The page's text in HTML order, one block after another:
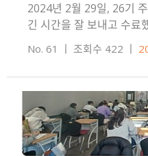
2024년 2월 29일, 26기
긴 시간을 잘 보내고 수료
수료식을 위해 수료증과
등을정성스…
No. 61 ㅣ 조회수 422 ㅣ